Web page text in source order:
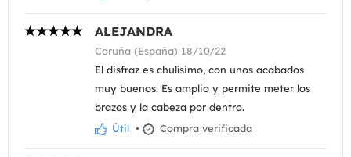
ALEJANDRA
Coruña (España) 18/10/22
El disfraz es chulísimo, con unos acabados
muy buenos. Es amplio y permite meter los
brazos y la cabeza por dentro.
Útil • Compra verificada